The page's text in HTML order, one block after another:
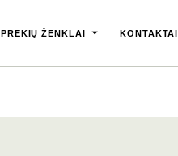
PREKIŲ ŽENKLAI KONTAKTAI